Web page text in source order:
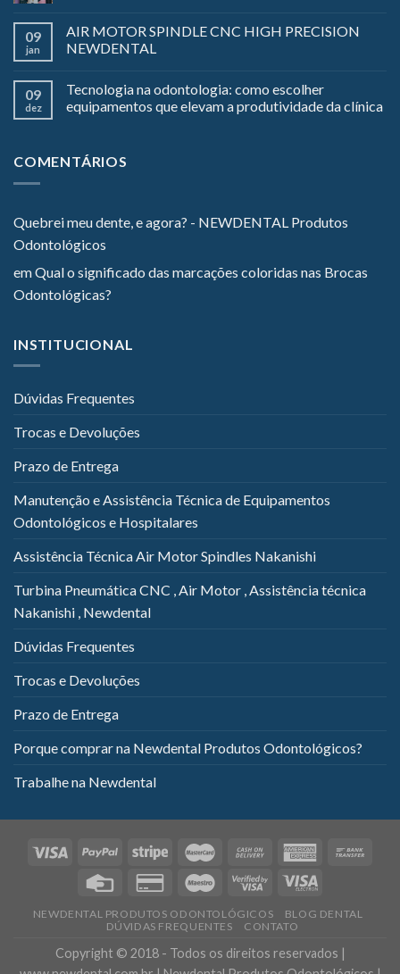
09
jan
AIR MOTOR SPINDLE CNC HIGH PRECISION
NEWDENTAL
09
dez
Tecnologia na odontologia: como escolher
equipamentos que elevam a produtividade da clínica
COMENTÁRIOS
Quebrei meu dente, e agora? - NEWDENTAL Produtos
Odontológicos
emQual o significado das marcações coloridas nas Brocas
Odontológicas?
INSTITUCIONAL
Dúvidas Frequentes
Trocas e Devoluções
Prazo de Entrega
Manutenção e Assistência Técnica de Equipamentos
Odontológicos e Hospitalares
Assistência Técnica Air Motor Spindles Nakanishi
Turbina Pneumática CNC , Air Motor , Assistência técnica
Nakanishi , Newdental
Dúvidas Frequentes
Trocas e Devoluções
Prazo de Entrega
Porque comprar na Newdental Produtos Odontológicos?
Trabalhe na Newdental
NEWDENTAL PRODUTOS ODONTOLÓGICOS
BLOG DENTAL
DÚVIDAS FREQUENTES
CONTATO
Copyright © 2018 - Todos os direitos reservados |